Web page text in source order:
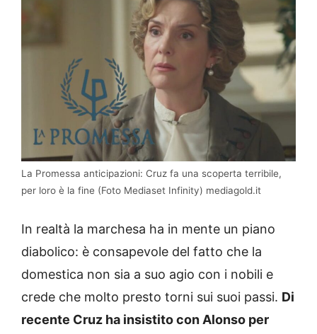
La Promessa anticipazioni: Cruz fa una scoperta terribile,
per loro è la fine (Foto Mediaset Infinity) mediagold.it
In realtà la marchesa ha in mente un piano
diabolico: è consapevole del fatto che la
domestica non sia a suo agio con i nobili e
crede che molto presto torni sui suoi passi. Di
recente Cruz ha insistito con Alonso per